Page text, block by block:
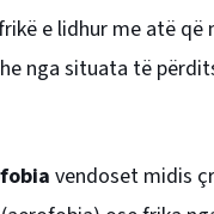
e lidhur me atë që
nga situata të
vendoset midis